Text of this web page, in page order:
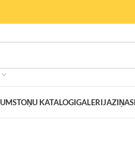
TOŅU KATALOGIGALERIJAZIŅAS